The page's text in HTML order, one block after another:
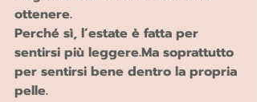
ottenere.
Perché sì, l’estate è fatta per
sentirsi più leggere.Ma soprattutto
per sentirsi bene dentro la propria
pelle.